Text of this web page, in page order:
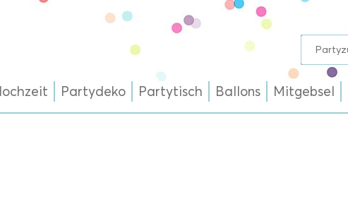
Partydeko Partytisch Ballons Mitgebsel